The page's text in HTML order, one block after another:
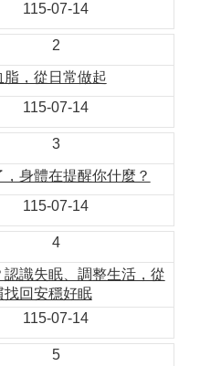
115-07-14
2
脂，從日常做起
115-07-14
3
，身體在提醒你什麼？
115-07-14
4
認識失眠、調整生活，從
找回安穩好眠
115-07-14
5